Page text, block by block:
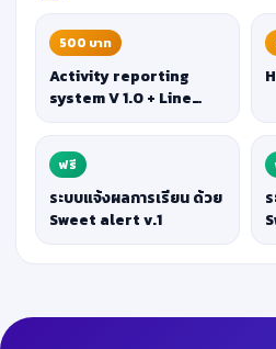
500 บาท
Activity reporting
system V 1.0 + Line
Send.
ฟรี
ระบบแจ้งผลการเรียน ด้วย
Sweet alert v.1